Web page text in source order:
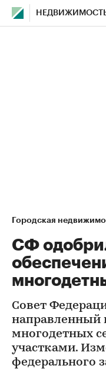
Городская
СФ
Совет
направленный
многодетных
участками.
федерального